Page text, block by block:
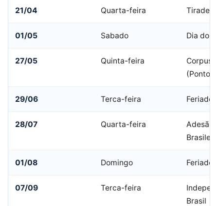
21/04 Quarta-feira
01/05 Sabado Dia do
27/05 Quinta-feira
Corpus
(Ponto
29/06 Terca-feira Feriado
28/07 Quarta-feira
Adesão
01/08 Domingo Feriado
07/09 Terca-feira
Brasil